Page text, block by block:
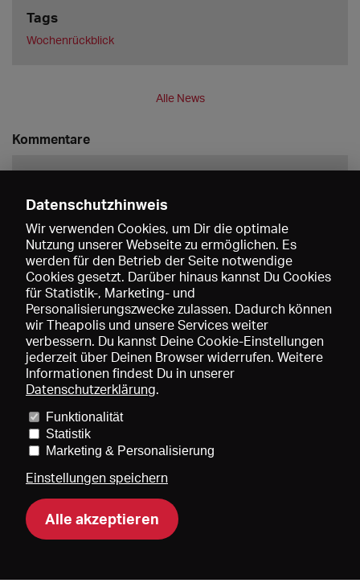
Tags
Wochenrückblick
Alle News
Kommentare
Speichern
Preise und Mitgliedschaften
Mediadaten
Über uns Impressum
DE
Datenschutzhinweis
Wir verwenden Cookies, um Dir die optimale
Nutzung unserer Webseite zu ermöglichen. Es
werden für den Betrieb der Seite notwendige
Cookies gesetzt. Darüber hinaus kannst Du Cookies
für Statistik-, Marketing- und
Personalisierungszwecke zulassen. Dadurch können
wir Theapolis und unsere Services weiter
verbessern. Du kannst Deine Cookie-Einstellungen
jederzeit über Deinen Browser widerrufen. Weitere
Informationen findest Du in unserer
Datenschutzerklärung.
Funktionalität
Statistik
Marketing & Personalisierung
Einstellungen speichern
Alle akzeptieren